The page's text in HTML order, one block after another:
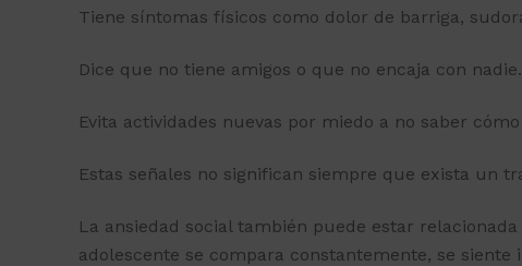
Tiene síntomas físicos como dolor de barriga,
Dice que no tiene amigos o que no encaja con nadie.
Evita actividades nuevas por miedo a no saber
Estas señales no significan siempre que exista un
La ansiedad social también puede estar
adolescente se compara constantemente, se